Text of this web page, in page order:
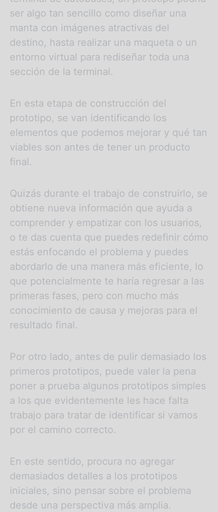
ser algo tan sencillo como diseñar una
manta con imágenes atractivas del
destino, hasta realizar una maqueta o un
entorno virtual para rediseñar toda una
sección de la terminal.
En esta etapa de construcción del
prototipo, se van identificando los
elementos que podemos mejorar y qué tan
viables son antes de tener un producto
final.
Quizás durante el trabajo de construirlo, se
obtiene nueva información que ayuda a
comprender y empatizar con los usuarios,
o te das cuenta que puedes redefinir cómo
estás enfocando el problema y puedes
abordarlo de una manera más eficiente, lo
que potencialmente te haría regresar a las
primeras fases, pero con mucho más
conocimiento de causa y mejoras para el
resultado final.
Por otro lado, antes de pulir demasiado los
primeros prototipos, puede valer la pena
poner a prueba algunos prototipos simples
a los que evidentemente les hace falta
trabajo para tratar de identificar si vamos
por el camino correcto.
En este sentido, procura no agregar
demasiados detalles a los prototipos
iniciales, sino pensar sobre el problema
desde una perspectiva más amplia.